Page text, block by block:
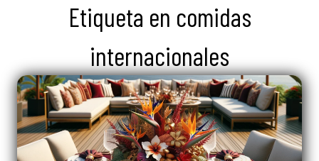
Etiqueta en comidas
internacionales